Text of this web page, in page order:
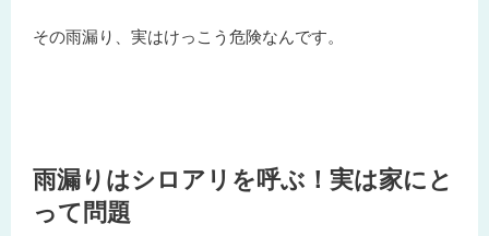
その雨漏り、実はけっこう危険なんです。
雨漏りはシロアリを呼ぶ！実は家にと
って問題